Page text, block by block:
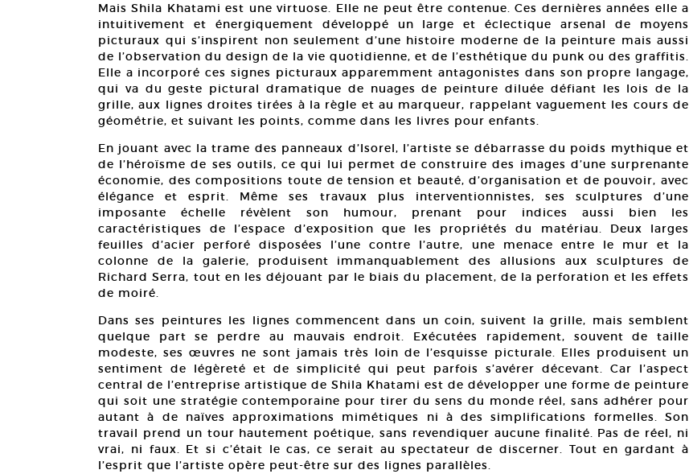
Mais Shila Khatami est une virtuose. Elle ne peut être contenue. Ces dernières années elle a
intuitivement et énergiquement développé un large et éclectique arsenal de moyens
picturaux qui s’inspirent non seulement d’une histoire moderne de la peinture mais aussi
de l’observation du design de la vie quotidienne, et de l’esthétique du punk ou des graffitis.
Elle a incorporé ces signes picturaux apparemment antagonistes dans son propre langage,
qui va du geste pictural dramatique de nuages de peinture diluée défiant les lois de la
grille, aux lignes droites tirées à la règle et au marqueur, rappelant vaguement les cours de
géométrie, et suivant les points, comme dans les livres pour enfants.
En jouant avec la trame des panneaux d’Isorel, l’artiste se débarrasse du poids mythique et
de l’héroïsme de ses outils, ce qui lui permet de construire des images d’une surprenante
économie, des compositions toute de tension et beauté, d’organisation et de pouvoir, avec
élégance et esprit. Même ses travaux plus interventionnistes, ses sculptures d’une
imposante échelle révèlent son humour, prenant pour indices aussi bien les
caractéristiques de l’espace d’exposition que les propriétés du matériau. Deux larges
feuilles d’acier perforé disposées l’une contre l’autre, une menace entre le mur et la
colonne de la galerie, produisent immanquablement des allusions aux sculptures de
Richard Serra, tout en les déjouant par le biais du placement, de la perforation et les effets
de moiré.
Dans ses peintures les lignes commencent dans un coin, suivent la grille, mais semblent
quelque part se perdre au mauvais endroit. Exécutées rapidement, souvent de taille
modeste, ses œuvres ne sont jamais très loin de l’esquisse picturale. Elles produisent un
sentiment de légèreté et de simplicité qui peut parfois s’avérer décevant. Car l’aspect
central de l’entreprise artistique de Shila Khatami est de développer une forme de peinture
qui soit une stratégie contemporaine pour tirer du sens du monde réel, sans adhérer pour
autant à de naïves approximations mimétiques ni à des simplifications formelles. Son
travail prend un tour hautement poétique, sans revendiquer aucune finalité. Pas de réel, ni
vrai, ni faux. Et si c’était le cas, ce serait au spectateur de discerner. Tout en gardant à
l’esprit que l’artiste opère peut-être sur des lignes parallèles.